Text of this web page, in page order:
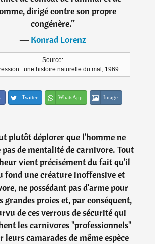
dirigé contre son propre
congénère.”
―Konrad Lorenz
Source:
: une histoire naturelle du mal, 1969
Twitter WhatsApp Image
plutôt déplorer que l'homme ne
pas de mentalité de carnivore. Tout
vient précisément du fait qu'il
fond une créature inoffensive et
ne possédant pas d'arme pour
grandes proies et, par conséquent,
de ces verrous de sécurité qui
les carnivores "professionnels"
leurs camarades de même espèce